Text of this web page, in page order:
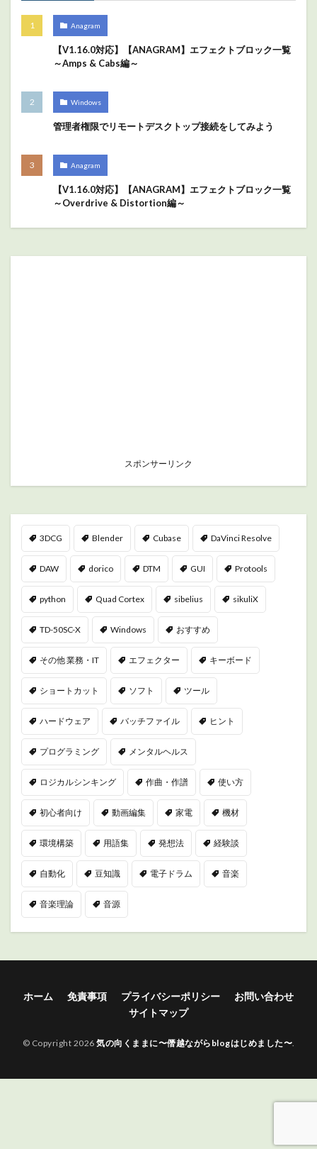
Anagram
【V1.16.0対応】【ANAGRAM】エフェクトブロック一覧
～Amps & Cabs編～
Windows
管理者権限でリモートデスクトップ接続をしてみよう
Anagram
【V1.16.0対応】【ANAGRAM】エフェクトブロック一覧
～Overdrive & Distortion編～
スポンサーリンク
3DCG Blender Cubase DaVinci Resolve
DAW dorico DTM GUI Protools
python Quad Cortex sibelius sikuliX
TD-50SC-X Windows おすすめ
その他 業務・IT エフェクター キーボード
ショートカット ソフト ツール
ハードウェア バッチファイル ヒント
プログラミング メンタルヘルス
ロジカルシンキング 作曲・作譜 使い方
初心者向け 動画編集 家電 機材
環境構築 用語集 発想法 経験談
自動化 豆知識 電子ドラム 音楽
音楽理論 音源
ホーム 免責事項 プライバシーポリシー
お問い合わせ
サイトマップ
© Copyright 2026 気の向くままに〜僭越ながらblogはじめました〜.